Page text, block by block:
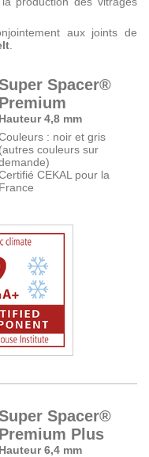
aux joints de
Spacer®
Premium
Hauteur 4,8 mm
: noir et gris
(autres couleurs sur
CEKAL pour la
France
Spacer®
Premium Plus
Hauteur 6,4 mm